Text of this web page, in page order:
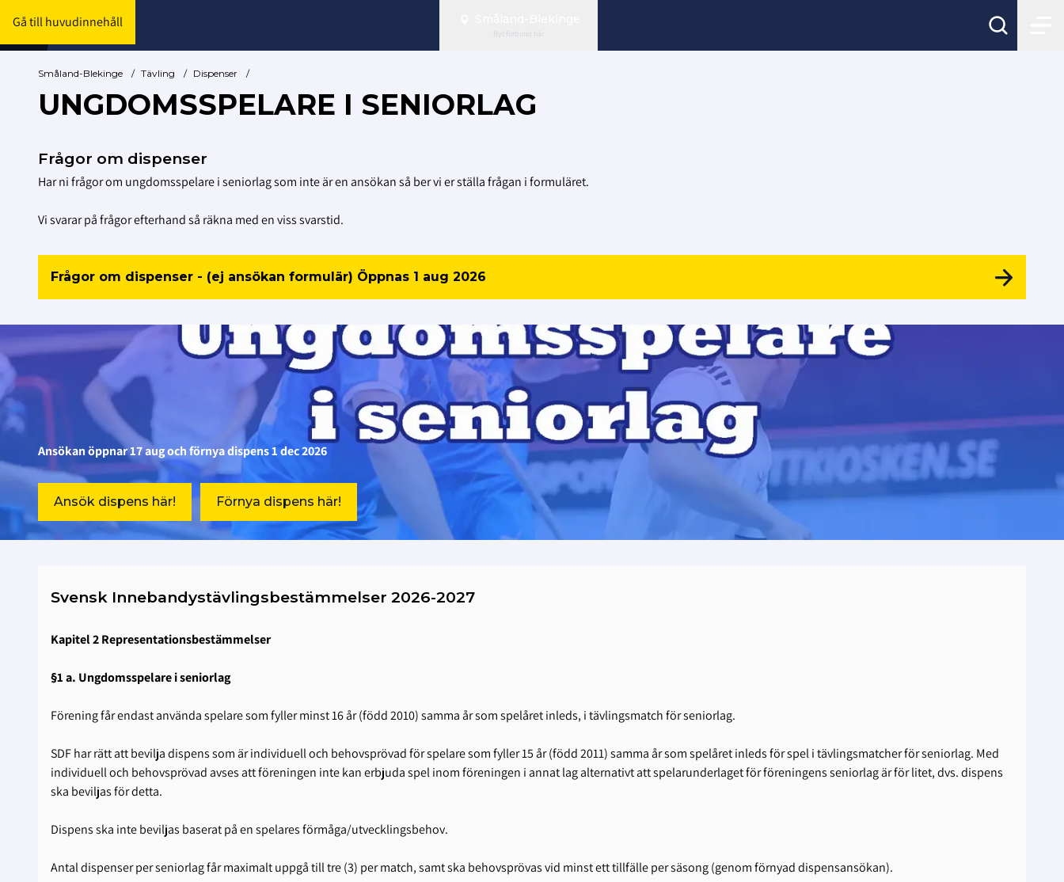
Gå till huvudinnehåll
Byt förbund här
Småland-Blekinge / Tävling / Dispenser /
UNGDOMSSPELARE I SENIORLAG
Frågor om dispenser
Har ni frågor om ungdomsspelare i seniorlag som inte är en ansökan så ber vi er ställa frågan i formuläret.
Vi svarar på frågor efterhand så räkna med en viss svarstid.
Frågor om dispenser - (ej ansökan formulär) Öppnas 1 aug 2026
Ansökan öppnar 17 aug och förnya dispens 1 dec 2026
Ansök dispens här! Förnya dispens här!
Svensk Innebandystävlingsbestämmelser 2026-2027
Kapitel 2 Representationsbestämmelser
§1 a. Ungdomsspelare i seniorlag
Förening får endast använda spelare som fyller minst 16 år (född 2010) samma år som spelåret inleds, i tävlingsmatch för seniorlag.
SDF har rätt att bevilja dispens som är individuell och behovsprövad för spelare som fyller 15 år (född 2011) samma år som spelåret inleds för spel i tävlingsmatcher för seniorlag. Med
individuell och behovsprövad avses att föreningen inte kan erbjuda spel inom föreningen i annat lag alternativt att spelarunderlaget för föreningens seniorlag är för litet, dvs. dispens
ska beviljas för detta.
Dispens ska inte beviljas baserat på en spelares förmåga/utvecklingsbehov.
Antal dispenser per seniorlag får maximalt uppgå till tre (3) per match, samt ska behovsprövas vid minst ett tillfälle per säsong (genom förnyad dispensansökan).